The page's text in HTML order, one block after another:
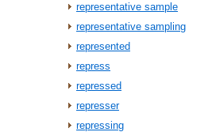
representative sample
representative sampling
represented
repress
repressed
represser
repressing